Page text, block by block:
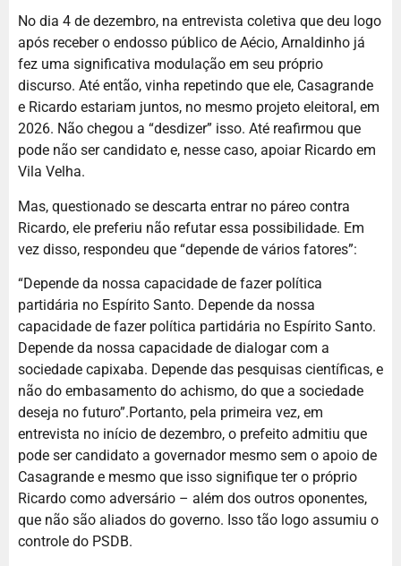
No dia 4 de dezembro, na entrevista coletiva que deu logo
após receber o endosso público de Aécio, Arnaldinho já
fez uma significativa modulação em seu próprio
discurso. Até então, vinha repetindo que ele, Casagrande
e Ricardo estariam juntos, no mesmo projeto eleitoral, em
2026. Não chegou a “desdizer” isso. Até reafirmou que
pode não ser candidato e, nesse caso, apoiar Ricardo em
Vila Velha.
Mas, questionado se descarta entrar no páreo contra
Ricardo, ele preferiu não refutar essa possibilidade. Em
vez disso, respondeu que “depende de vários fatores”:
“Depende da nossa capacidade de fazer política
partidária no Espírito Santo. Depende da nossa
capacidade de fazer política partidária no Espírito Santo.
Depende da nossa capacidade de dialogar com a
sociedade capixaba. Depende das pesquisas científicas, e
não do embasamento do achismo, do que a sociedade
deseja no futuro”.Portanto, pela primeira vez, em
entrevista no início de dezembro, o prefeito admitiu que
pode ser candidato a governador mesmo sem o apoio de
Casagrande e mesmo que isso signifique ter o próprio
Ricardo como adversário – além dos outros oponentes,
que não são aliados do governo. Isso tão logo assumiu o
controle do PSDB.